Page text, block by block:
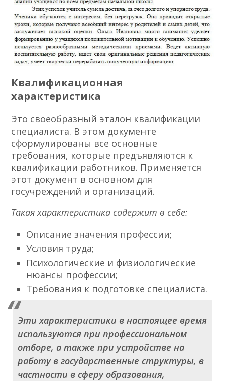
Квалификационная
характеристика
Это своеобразный эталон квалификации
специалиста. В этом документе
сформулированы все основные
требования, которые предъявляются к
квалификации работников. Применяется
этот документ в основном для
госучреждений и организаций.
Такая характеристика содержит в себе:
Описание значения профессии;
Условия труда;
Психологические и физиологические
нюансы профессии;
Требования к подготовке специалиста.
Эти характеристики в настоящее время
используются при профессиональном
отборе, а также при устройстве на
работу в государственные структуры, в
частности в сферу образования,